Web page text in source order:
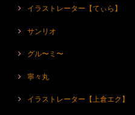
イラストレーター【てぃら】
サンリオ
グル〜ミ〜
寧々丸
イラストレーター【上倉エク】